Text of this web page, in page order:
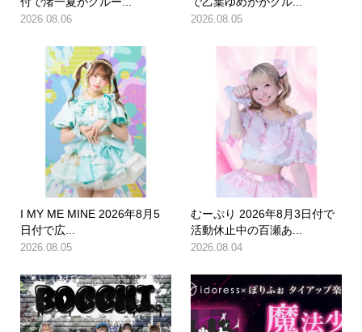
2026.08.06 2026.08.05
I MY ME MINE 2026年8月5
日付で広...
2026.08.05
むーぷり 2026年8月3日付で
活動休止中の百瀬あ...
2026.08.04